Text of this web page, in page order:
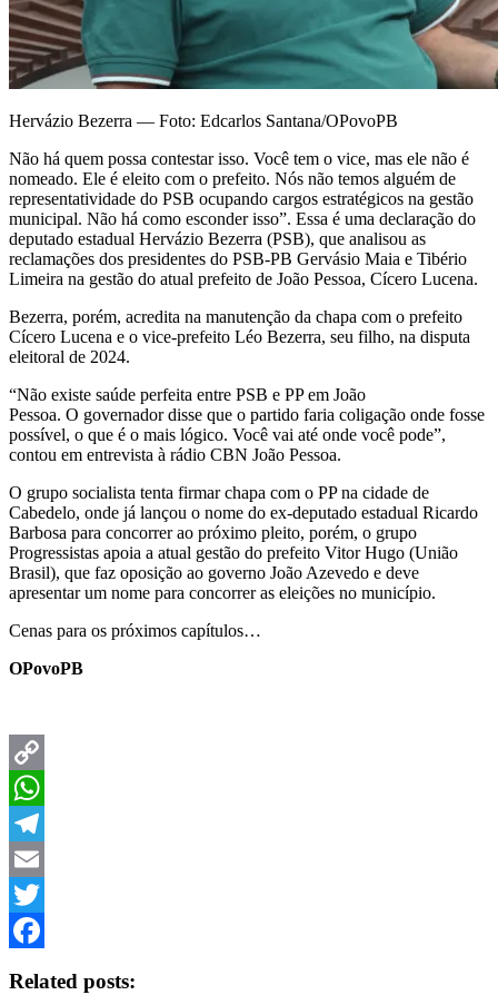
Hervázio Bezerra — Foto: Edcarlos Santana/OPovoPB
Não há quem possa contestar isso. Você tem o vice, mas ele não é
nomeado. Ele é eleito com o prefeito. Nós não temos alguém de
representatividade do PSB ocupando cargos estratégicos na gestão
municipal. Não há como esconder isso”. Essa é uma declaração do
deputado estadual Hervázio Bezerra (PSB), que analisou as
reclamações dos presidentes do PSB-PB Gervásio Maia e Tibério
Limeira na gestão do atual prefeito de João Pessoa, Cícero Lucena.
Bezerra, porém, acredita na manutenção da chapa com o prefeito
Cícero Lucena e o vice-prefeito Léo Bezerra, seu filho, na disputa
eleitoral de 2024.
“Não existe saúde perfeita entre PSB e PP em João
Pessoa. O governador disse que o partido faria coligação onde fosse
possível, o que é o mais lógico. Você vai até onde você pode”,
contou em entrevista à rádio CBN João Pessoa.
O grupo socialista tenta firmar chapa com o PP na cidade de
Cabedelo, onde já lançou o nome do ex-deputado estadual Ricardo
Barbosa para concorrer ao próximo pleito, porém, o grupo
Progressistas apoia a atual gestão do prefeito Vitor Hugo (União
Brasil), que faz oposição ao governo João Azevedo e deve
apresentar um nome para concorrer as eleições no município.
Cenas para os próximos capítulos…
OPovoPB
Copy
Link
WhatsApp
Telegram
Email
Twitter
Related posts: